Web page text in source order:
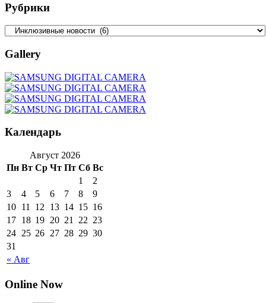
Рубрики
Gallery
Календарь
Август 2026
Пн Вт Ср Чт Пт Сб Вс
« Авг
1
2
3
4 5 6 7 8
9
10 11 12 13 14 15 16
17 18 19 20 21 22 23
24 25 26 27 28 29 30
31
Online Now